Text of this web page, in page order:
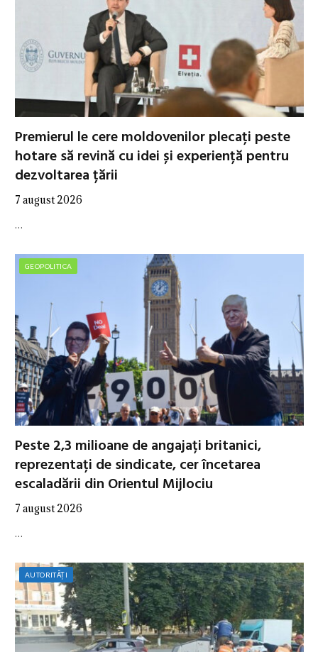
Premierul le cere moldovenilor plecați peste
hotare să revină cu idei și experiență pentru
dezvoltarea țării
7 august 2026
…
GEOPOLITICA
Peste 2,3 milioane de angajați britanici,
reprezentați de sindicate, cer încetarea
escaladării din Orientul Mijlociu
7 august 2026
…
AUTORITĂȚI